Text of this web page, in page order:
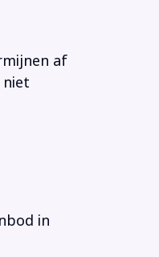
af
in